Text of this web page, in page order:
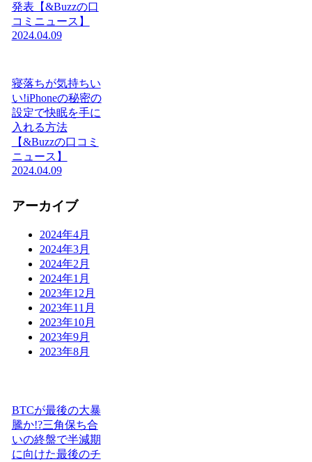
発表【&Buzzの口
コミニュース】
2024.04.09
寝落ちが気持ちい
い!iPhoneの秘密の
設定で快眠を手に
入れる方法
【&Buzzの口コミ
ニュース】
2024.04.09
アーカイブ
2024年4月
2024年3月
2024年2月
2024年1月
2023年12月
2023年11月
2023年10月
2023年9月
2023年8月
BTCが最後の大暴
騰か!?三角保ち合
いの終盤で半減期
に向けた最後のチ